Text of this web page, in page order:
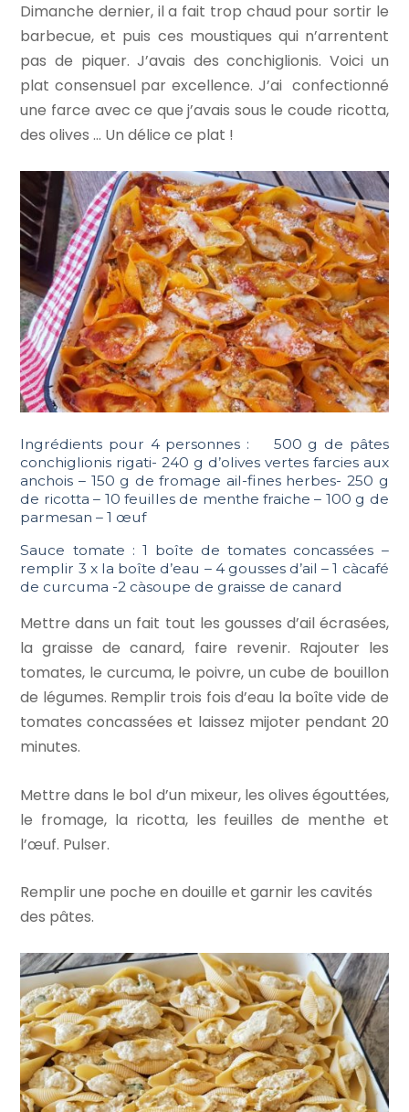
Dimanche dernier, il a fait trop chaud pour sortir le
barbecue, et puis ces moustiques qui n’arrentent
pas de piquer. J’avais des conchiglionis. Voici un
plat consensuel par excellence. J’ai confectionné
une farce avec ce que j’avais sous le coude ricotta,
des olives … Un délice ce plat !
Ingrédients pour 4 personnes : 500 g de pâtes
conchiglionis rigati- 240 g d’olives vertes farcies aux
anchois – 150 g de fromage ail-fines herbes- 250 g
de ricotta – 10 feuilles de menthe fraiche – 100 g de
parmesan – 1 œuf
Sauce tomate : 1 boîte de tomates concassées –
remplir 3 x la boîte d’eau – 4 gousses d’ail – 1 càcafé
de curcuma -2 càsoupe de graisse de canard
Mettre dans un fait tout les gousses d’ail écrasées,
la graisse de canard, faire revenir. Rajouter les
tomates, le curcuma, le poivre, un cube de bouillon
de légumes. Remplir trois fois d’eau la boîte vide de
tomates concassées et laissez mijoter pendant 20
minutes.
Mettre dans le bol d’un mixeur, les olives égouttées,
le fromage, la ricotta, les feuilles de menthe et
l’œuf. Pulser.
Remplir une poche en douille et garnir les cavités
des pâtes.